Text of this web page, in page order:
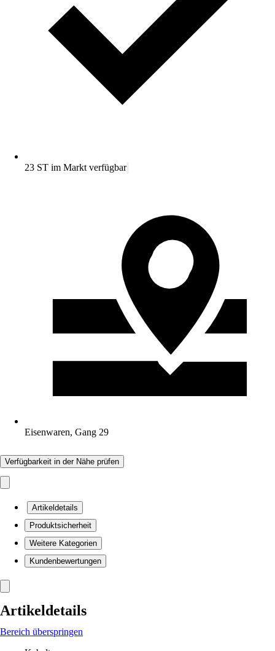
23 ST im Markt verfügbar
Eisenwaren, Gang 29
Verfügbarkeit in der Nähe prüfen
Artikeldetails
Produktsicherheit
Weitere Kategorien
Kundenbewertungen
Artikeldetails
Bereich überspringen